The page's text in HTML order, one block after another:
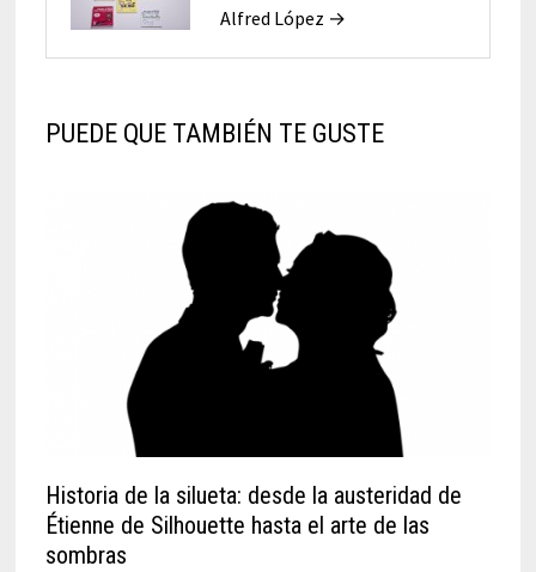
Alfred López →
PUEDE QUE TAMBIÉN TE GUSTE
Historia de la silueta: desde la austeridad de
Étienne de Silhouette hasta el arte de las
sombras